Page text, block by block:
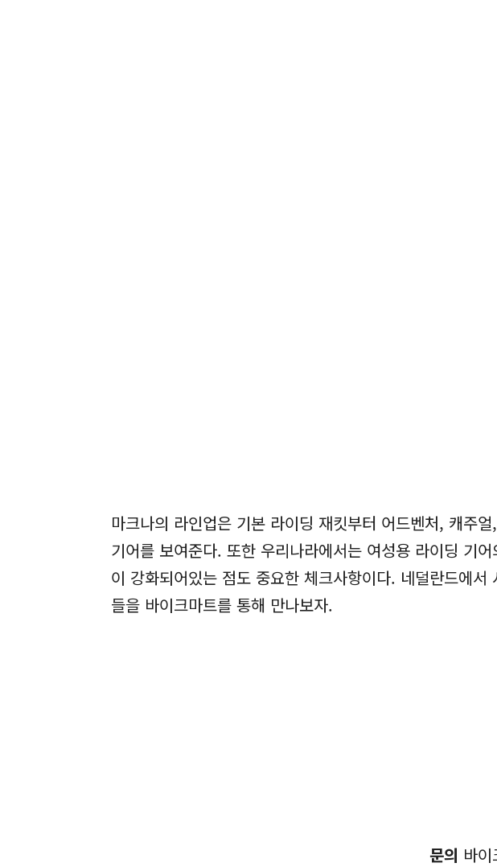
마크나의 라인업은 기본 라이딩 재킷부터 어드벤처, 캐주
기어를 보여준다. 또한 우리나라에서는 여성용 라이딩 기
이 강화되어있는 점도 중요한 체크사항이다. 네덜란드에
들을 바이크마트를 통해 만나보자.
문의 바